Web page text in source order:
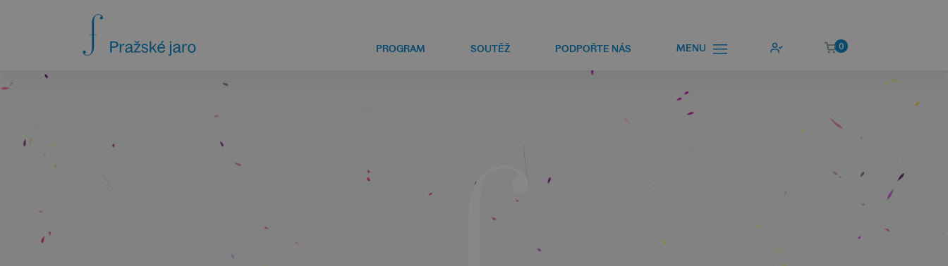
PROGRAM SOUTĚŽ PODPOŘTE NÁS MENU 0